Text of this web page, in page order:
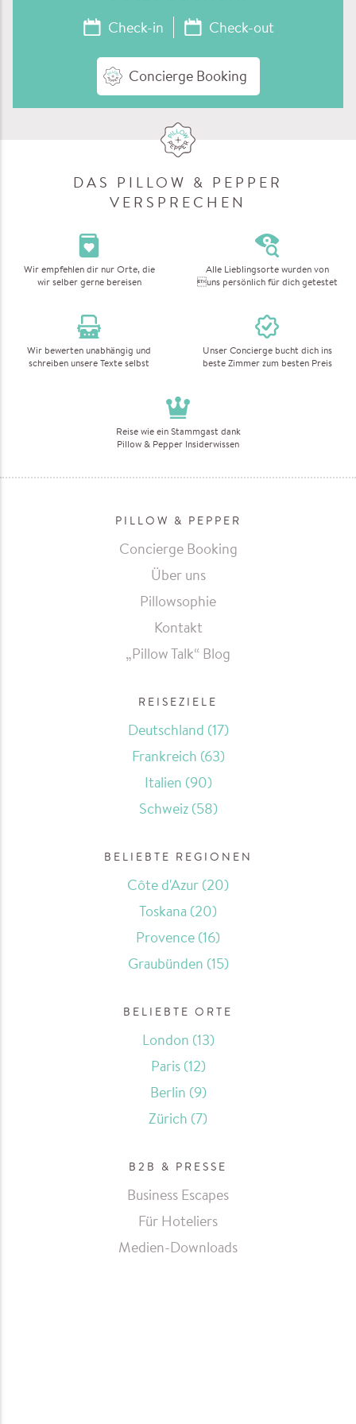
Concierge Booking
DAS PILLOW & PEPPER
VERSPRECHEN
Wir empfehlen dir nur Orte, die
wir selber gerne bereisen
Alle Lieblingsorte wurden von
uns persönlich für dich getestet
Wir bewerten unabhängig und
schreiben unsere Texte selbst
Unser Concierge bucht dich ins
beste Zimmer zum besten Preis
Reise wie ein Stammgast dank
Pillow & Pepper Insiderwissen
PILLOW & PEPPER
Concierge Booking
Über uns
Pillowsophie
Kontakt
„Pillow Talk“ Blog
REISEZIELE
Deutschland (17)
Frankreich (63)
Italien (90)
Schweiz (58)
BELIEBTE REGIONEN
Côte d'Azur (20)
Toskana (20)
Provence (16)
Graubünden (15)
BELIEBTE ORTE
London (13)
Paris (12)
Berlin (9)
Zürich (7)
B2B & PRESSE
Business Escapes
Für Hoteliers
Medien-Downloads